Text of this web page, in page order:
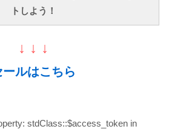
トしよう！
↓ ↓ ↓
ールはこちら
stdClass::$access_token in